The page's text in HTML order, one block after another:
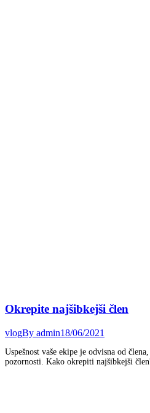
Okrepite najšibkejši člen
vlogBy admin18/06/2021
Uspešnost vaše ekipe je odvisna od
pozornosti. Kako okrepiti najšibkejši